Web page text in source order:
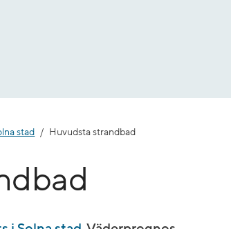
stad Huvudsta strandbad